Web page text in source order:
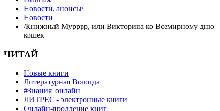
Новости, анонсы/
Новости
/Книжный Мурррр, или Викторина ко Всемирному дню
кошек
ЧИТАЙ
Новые книги
Литературная Вологда
#Знания_онлайн
ЛИТРЕС - электронные книги
Онлайн-продление книг